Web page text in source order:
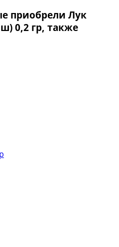
приобрели Лук
0,2 гр, также